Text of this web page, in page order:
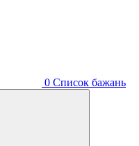
0 Список бажань